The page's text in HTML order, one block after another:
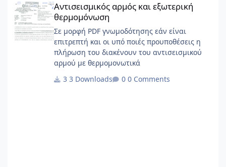
Αντισεισμικός αρμός και εξωτερική
θερμομόνωση
Σε μορφή PDF γνωμοδότησης εάν είναι
επιτρεπτή και οι υπό ποιές προυποθέσεις η
πλήρωση του διακένουν του αντισεισμικού
αρμού με θερμομονωτικά
3 Downloads
0 Comments